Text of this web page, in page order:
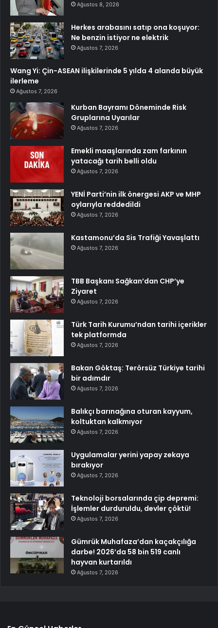
Ağustos 8, 2026
Herkes arabasını satıp ona koşuyor:
Ne benzin istiyor ne elektrik
Ağustos 7, 2026
Wang Yi: Çin-ASEAN ilişkilerinde 5 yılda 4 alanda büyük
ilerleme
Ağustos 7, 2026
Kurban Bayramı Döneminde Risk
Gruplarına Uyarılar
Ağustos 7, 2026
Emekli maaşlarında zam farkının
yatacağı tarih belli oldu
Ağustos 7, 2026
YENİ Parti’nin ilk önergesi AKP ve MHP
oylarıyla reddedildi
Ağustos 7, 2026
Kastamonu’da Sis Trafiği Yavaşlattı
Ağustos 7, 2026
TBB Başkanı Sağkan’dan CHP’ye
Ziyaret
Ağustos 7, 2026
Türk Tarih Kurumu’ndan tarihi içerikler
tek platformda
Ağustos 7, 2026
Bakan Göktaş: Terörsüz Türkiye tarihi
bir adımdır
Ağustos 7, 2026
Balıkçı barınağına oturan kayyum,
koltuktan kalkmıyor
Ağustos 7, 2026
Uygulamalar yerini yapay zekaya
bırakıyor
Ağustos 7, 2026
Teknoloji borsalarında çip depremi:
İşlemler durduruldu, devler çöktü!
Ağustos 7, 2026
Gümrük Muhafaza’dan kaçakçılığa
darbe! 2026’da 58 bin 519 canlı
hayvan kurtarıldı
Ağustos 7, 2026